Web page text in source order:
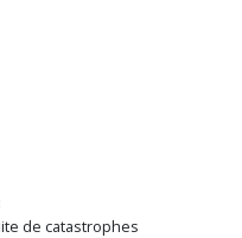
de catastrophes